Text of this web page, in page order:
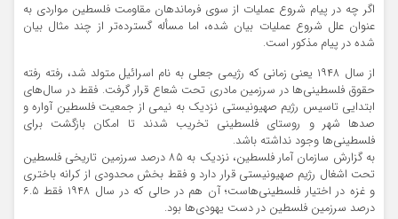
اگر چه در پیام شروع عملیات از سوی فرماندهان مقاومت فلسطین مواردی به
عنوان علل شروع عملیات بیان شده، اما مسأله گسترده‌تر از چند مثال بیان
شده در پیام مذکور است.
از سال ۱۹۴۸ یعنی زمانی که رژیمی جعلی به نام اسرائیل متولد شد، رفته رفته
حقوق فلسطینی‌ها در سرزمین مادری تحت شعاع قرار گرفت. فقط در سال‌های
ابتدایی تاسیس رژیم صهیونیستی نزدیک به نیمی از جمعیت فلسطین آواره و
صدها شهر و روستای فلسطینی تخریب شدند تا امکان بازگشت برای
فلسطینی‌ها وجود نداشته باشد.
به گزارش سازمان آمار فلسطین، نزدیک به ۸۵ درصد سرزمین تاریخی فلسطین
تحت اشغال رژیم صهیونیستی قرار دارد و فقط بخش محدودی از کرانه باختری
و غزه در اختیار فلسطینی‌هاست؛ آن هم در حالی که در سال ۱۹۴۸ فقط ۶.۵
درصد سرزمین فلسطین در دست یهودی‌ها بود.